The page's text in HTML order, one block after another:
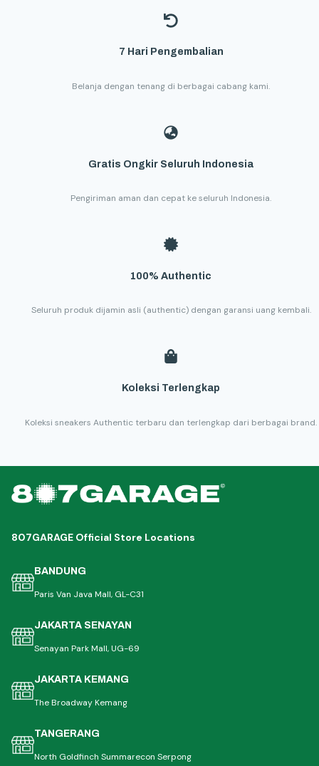
7 Hari Pengembalian
Belanja dengan tenang di berbagai cabang kami.
Gratis Ongkir Seluruh Indonesia
Pengiriman aman dan cepat ke seluruh Indonesia.
100% Authentic
Seluruh produk dijamin asli (authentic) dengan garansi uang kembali.
Koleksi Terlengkap
Koleksi sneakers Authentic terbaru dan terlengkap dari berbagai brand.
807GARAGE Official Store Locations
BANDUNG
Paris Van Java Mall, GL-C31
JAKARTA SENAYAN
Senayan Park Mall, UG-69
JAKARTA KEMANG
The Broadway Kemang
TANGERANG
North Goldfinch Summarecon Serpong